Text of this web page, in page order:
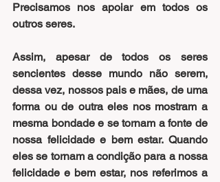
Precisamos nos apoiar em todos os
outros seres.
Assim, apesar de todos os seres
sencientes desse mundo não serem,
dessa vez, nossos pais e mães, de uma
forma ou de outra eles nos mostram a
mesma bondade e se tornam a fonte de
nossa felicidade e bem estar. Quando
eles se tornam a condição para a nossa
felicidade e bem estar, nos referimos a